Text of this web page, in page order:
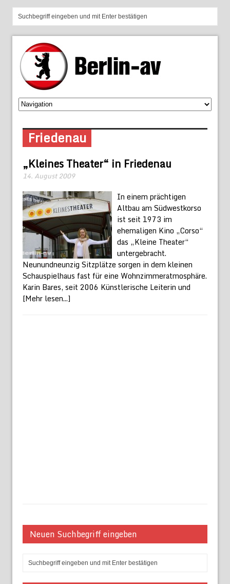
Friedenau
„Kleines Theater“ in Friedenau
14. August 2009
In einem prächtigen
Altbau am Südwestkorso
ist seit 1973 im
ehemaligen Kino „Corso“
das „Kleine Theater“
untergebracht.
Neunundneunzig Sitzplätze sorgen in dem kleinen
Schauspielhaus fast für eine Wohnzimmeratmosphäre.
Karin Bares, seit 2006 Künstlerische Leiterin und
[Mehr lesen...]
Neuen Suchbegriff eingeben